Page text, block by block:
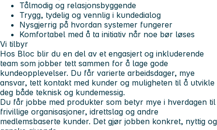
Tålmodig og relasjonsbyggende
Trygg, tydelig og vennlig i kundedialog
Nysgjerrig på hvordan systemer fungerer
Komfortabel med å ta initiativ når noe bør løses
Vi tilbyr
Hos Bloc blir du en del av et engasjert og inkluderende
team som jobber tett sammen for å lage gode
kundeopplevelser. Du får varierte arbeidsdager, mye
ansvar, tett kontakt med kunder og muligheten til å utvikle
deg både teknisk og kundemessig.
Du får jobbe med produkter som betyr mye i hverdagen til
frivillige organisasjoner, idrettslag og andre
medlemsbaserte kunder. Det gjør jobben konkret, nyttig og